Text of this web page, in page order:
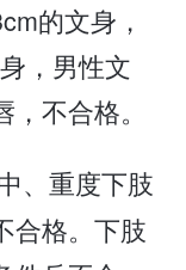
的文身，
，男性文
不合格。
、重度下肢
合格。下肢